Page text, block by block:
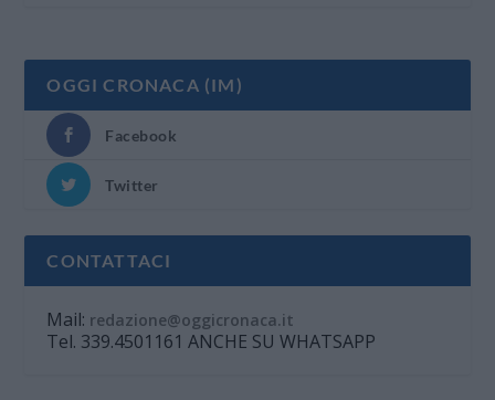
OGGI CRONACA (IM)
Facebook
Twitter
CONTATTACI
Mail: redazione@oggicronaca.it
Tel. 339.4501161 ANCHE SU WHATSAPP